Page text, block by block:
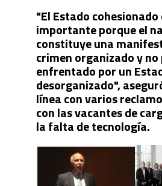
"El Estado cohesionado
importante porque el
constituye una
crimen organizado y no
enfrentado por un
desorganizado",
línea con varios
con las vacantes de
la falta de tecnología.